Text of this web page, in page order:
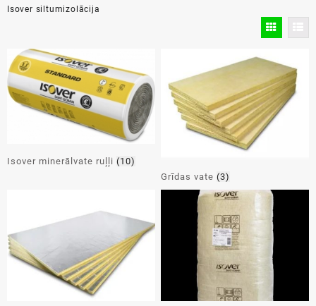
Isover siltumizolācija
Isover minerālvate ruļļi (10)
Grīdas vate(3)